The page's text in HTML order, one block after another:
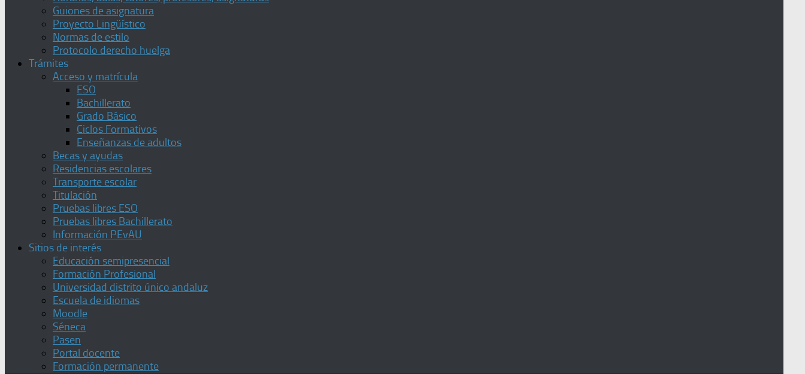
Guiones de asignatura
Proyecto Lingüístico
Normas de estilo
Protocolo derecho huelga
Trámites
Acceso y matrícula
ESO
Bachillerato
Grado Básico
Ciclos Formativos
Enseñanzas de adultos
Becas y ayudas
Residencias escolares
Transporte escolar
Titulación
Pruebas libres ESO
Pruebas libres Bachillerato
Información PEvAU
Sitios de interés
Educación semipresencial
Formación Profesional
Universidad distrito único andaluz
Escuela de idiomas
Moodle
Séneca
Pasen
Portal docente
Formación permanente